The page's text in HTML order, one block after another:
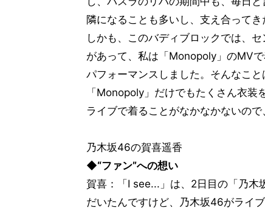
隣になることも多いし、支え合って
しかも、このバディブロックでは、
があって、私は「Monopoly」のMV
パフォーマンスしました。そんなこ
「Monopoly」だけでもたくさん衣
ライブで着ることがなかなかないの
乃木坂46の賀喜遥香
◆“ファン”への想い
賀喜：「I see...」は、2日目の「乃木
だいたんですけど、乃木坂46がライ